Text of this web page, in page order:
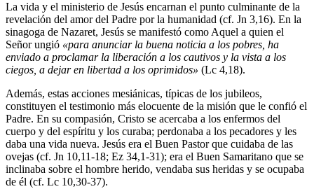
La vida y el ministerio de Jesús encarnan el punto culminante de la
revelación del amor del Padre por la humanidad (cf. Jn 3,16). En la
sinagoga de Nazaret, Jesús se manifestó como Aquel a quien el
Señor ungió «para anunciar la buena noticia a los pobres, ha
enviado a proclamar la liberación a los cautivos y la vista a los
ciegos, a dejar en libertad a los oprimidos» (Lc 4,18).
Además, estas acciones mesiánicas, típicas de los jubileos,
constituyen el testimonio más elocuente de la misión que le confió el
Padre. En su compasión, Cristo se acercaba a los enfermos del
cuerpo y del espíritu y los curaba; perdonaba a los pecadores y les
daba una vida nueva. Jesús era el Buen Pastor que cuidaba de las
ovejas (cf. Jn 10,11-18; Ez 34,1-31); era el Buen Samaritano que se
inclinaba sobre el hombre herido, vendaba sus heridas y se ocupaba
de él (cf. Lc 10,30-37).